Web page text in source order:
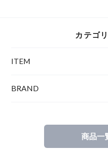
カテゴ
ITEM
BRAND
商品一